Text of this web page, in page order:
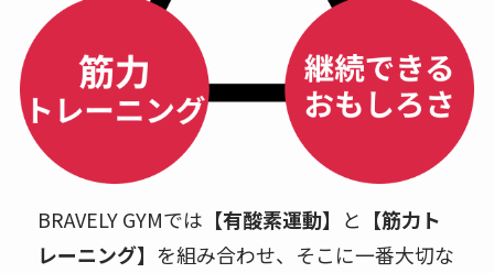
BRAVELY GYMでは 【有酸素運動】 と 【筋力ト
レーニング】 を組み合わせ、そこに一番大切な